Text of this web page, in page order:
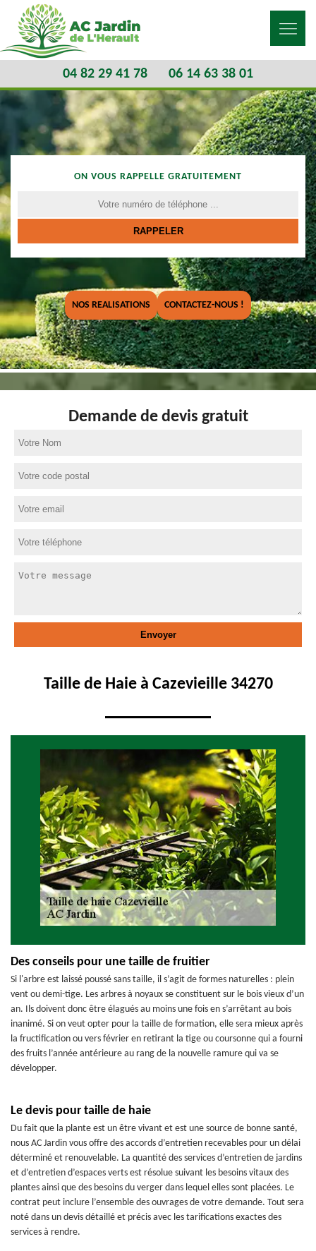
04 82 29 41 78 06 14 63 38 01
ON VOUS RAPPELLE GRATUITEMENT
NOS REALISATIONS CONTACTEZ-NOUS !
Demande de devis gratuit
Taille de Haie à Cazevieille 34270
Des conseils pour une taille de fruitier
Si l'arbre est laissé poussé sans taille, il s’agit de formes naturelles : plein
vent ou demi-tige. Les arbres à noyaux se constituent sur le bois vieux d’un
an. Ils doivent donc être élagués au moins une fois en s’arrêtant au bois
inanimé. Si on veut opter pour la taille de formation, elle sera mieux après
la fructification ou vers février en retirant la tige ou coursonne qui a fourni
des fruits l’année antérieure au rang de la nouvelle ramure qui va se
développer.
Le devis pour taille de haie
Du fait que la plante est un être vivant et est une source de bonne santé,
nous AC Jardin vous offre des accords d’entretien recevables pour un délai
déterminé et renouvelable. La quantité des services d’entretien de jardins
et d’entretien d’espaces verts est résolue suivant les besoins vitaux des
plantes ainsi que des besoins du verger dans lequel elles sont placées. Le
contrat peut inclure l’ensemble des ouvrages de votre demande. Tout sera
noté dans un devis détaillé et précis avec les tarifications exactes des
services à rendre.